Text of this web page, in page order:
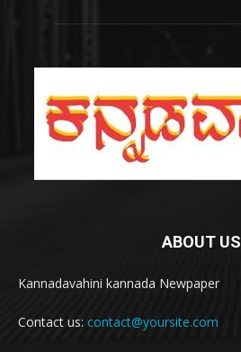
ABOUT US
Kannadavahini kannada Newpaper
Contact us: contact@yoursite.com